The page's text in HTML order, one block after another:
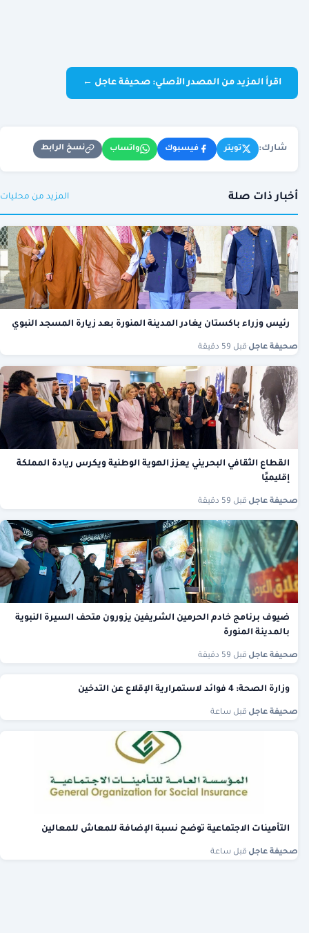
اقرأ المزيد من المصدر الأصلي: صحيفة عاجل ←
شارك: تويتر فيسبوك واتساب نسخ الرابط
أخبار ذات صلة المزيد من محليات
رئيس وزراء باكستان يغادر المدينة المنورة بعد زيارة المسجد النبوي
صحيفة عاجل قبل 59 دقيقة
القطاع الثقافي البحريني يعزز الهوية الوطنية ويكرس ريادة المملكة
إقليميًا
صحيفة عاجل قبل 59 دقيقة
ضيوف برنامج خادم الحرمين الشريفين يزورون متحف السيرة النبوية
بالمدينة المنورة
صحيفة عاجل قبل 59 دقيقة
وزارة الصحة: 4 فوائد لاستمرارية الإقلاع عن التدخين
صحيفة عاجل قبل ساعة
التأمينات الاجتماعية توضح نسبة الإضافة للمعاش للمعالين
صحيفة عاجل قبل ساعة